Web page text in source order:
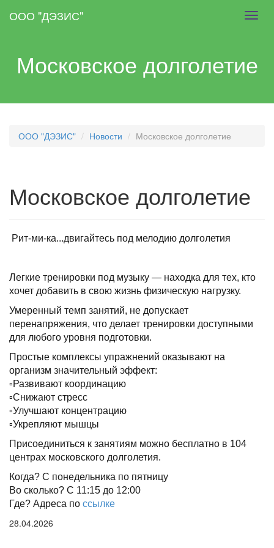
ООО "ДЭЗИС"
Московское долголетие
ООО "ДЭЗИС" Новости Московское долголетие
Московское долголетие
Рит-ми-ка...двигайтесь под мелодию долголетия
Легкие тренировки под музыку — находка для тех, кто
хочет добавить в свою жизнь физическую нагрузку.
Умеренный темп занятий, не допускает
перенапряжения, что делает тренировки доступными
для любого уровня подготовки.
Простые комплексы упражнений оказывают на
организм значительный эффект:
▫️Развивают координацию
▫️Снижают стресс
▫️Улучшают концентрацию
▫️Укрепляют мышцы
Присоединиться к занятиям можно бесплатно в 104
центрах московского долголетия.
Когда? C понедельника по пятницу
Во сколько? C 11:15 до 12:00
Где? Адреса по ссылке
28.04.2026